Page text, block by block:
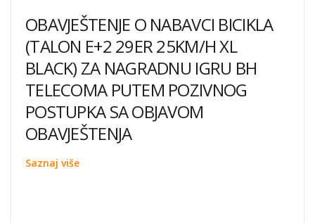
OBAVJEŠTENJE O NABAVCI BICIKLA
(TALON E+2 29ER 25KM/H XL
BLACK) ZA NAGRADNU IGRU BH
TELECOMA PUTEM POZIVNOG
POSTUPKA SA OBJAVOM
OBAVJEŠTENJA
Saznaj više